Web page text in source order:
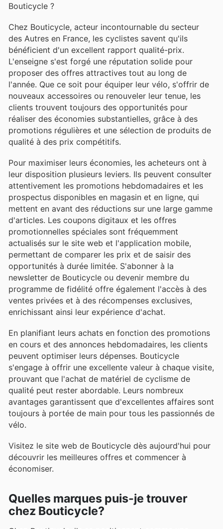
Bouticycle ?
Chez Bouticycle, acteur incontournable du secteur
des Autres en France, les cyclistes savent qu'ils
bénéficient d'un excellent rapport qualité-prix.
L'enseigne s'est forgé une réputation solide pour
proposer des offres attractives tout au long de
l'année. Que ce soit pour équiper leur vélo, s'offrir de
nouveaux accessoires ou renouveler leur tenue, les
clients trouvent toujours des opportunités pour
réaliser des économies substantielles, grâce à des
promotions régulières et une sélection de produits de
qualité à des prix compétitifs.
Pour maximiser leurs économies, les acheteurs ont à
leur disposition plusieurs leviers. Ils peuvent consulter
attentivement les promotions hebdomadaires et les
prospectus disponibles en magasin et en ligne, qui
mettent en avant des réductions sur une large gamme
d'articles. Les coupons digitaux et les offres
promotionnelles spéciales sont fréquemment
actualisés sur le site web et l'application mobile,
permettant de comparer les prix et de saisir des
opportunités à durée limitée. S'abonner à la
newsletter de Bouticycle ou devenir membre du
programme de fidélité offre également l'accès à des
ventes privées et à des récompenses exclusives,
enrichissant ainsi leur expérience d'achat.
En planifiant leurs achats en fonction des promotions
en cours et des annonces hebdomadaires, les clients
peuvent optimiser leurs dépenses. Bouticycle
s'engage à offrir une excellente valeur à chaque visite,
prouvant que l'achat de matériel de cyclisme de
qualité peut rester abordable. Leurs nombreux
avantages garantissent que d'excellentes affaires sont
toujours à portée de main pour tous les passionnés de
vélo.
Visitez le site web de Bouticycle dès aujourd'hui pour
découvrir les meilleures offres et commencer à
économiser.
Quelles marques puis-je trouver
chez Bouticycle?